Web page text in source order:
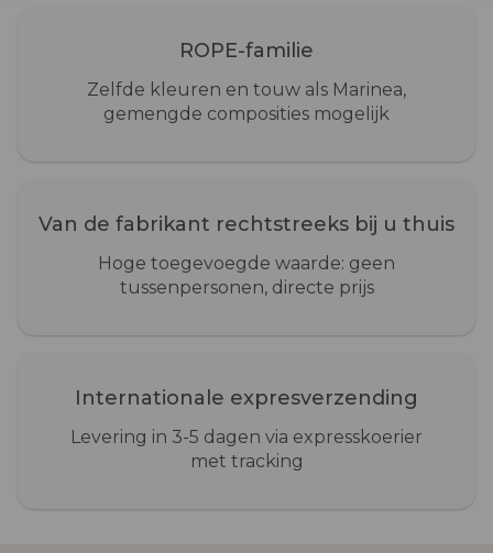
ROPE-familie
Zelfde kleuren en touw als Marinea,
gemengde composities mogelijk
Van de fabrikant rechtstreeks bij u thuis
Hoge toegevoegde waarde: geen
tussenpersonen, directe prijs
Internationale expresverzending
Levering in 3-5 dagen via expresskoerier
met tracking